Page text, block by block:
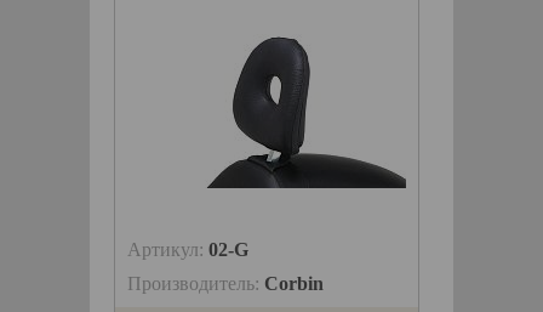
Артикул: 02-G
Производитель: Corbin